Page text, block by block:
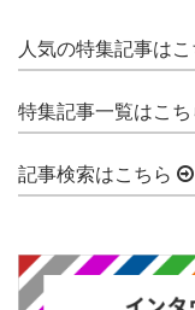
人気の特集記事はこ
特集記事一覧はこち
記事検索はこちら